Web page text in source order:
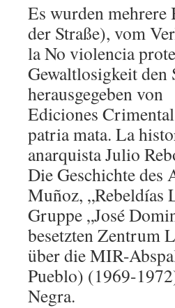
Es wurden
der Straße), vom
la No violencia
Gewaltlosigkeit den
herausgegeben von
Ediciones
patria mata. La
anarquista Julio
Die Geschichte
Muñoz,
Gruppe „José
besetzten Zentrum
über die MIR-
Pueblo) (1969-
Negra.